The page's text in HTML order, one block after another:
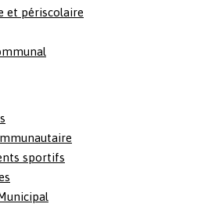
et périscolaire
sportifs